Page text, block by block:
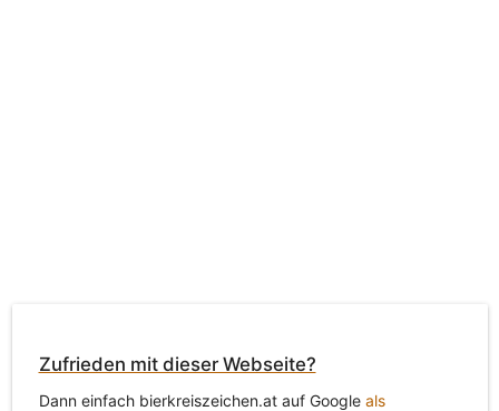
Zufrieden mit dieser Webseite?
Dann einfach bierkreiszeichen.at auf Google als